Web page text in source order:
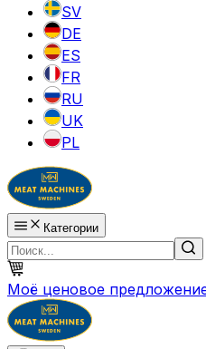
SV
DE
ES
FR
RU
UK
PL
Категории
Моё ценовое